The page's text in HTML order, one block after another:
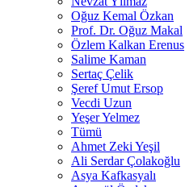
Oğuz Kemal Özkan
Prof. Dr. Oğuz Makal
Özlem Kalkan Erenus
Salime Kaman
Sertaç Çelik
Şeref Umut Ersop
Vecdi Uzun
Yeşer Yelmez
Tümü
Ahmet Zeki Yeşil
Ali Serdar Çolakoğlu
Asya Kafkasyalı